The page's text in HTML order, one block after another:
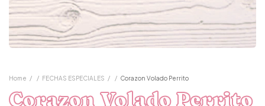
Home / / FECHAS ESPECIALES / / Corazon Volado Perrito
Corazon Volado Perrito